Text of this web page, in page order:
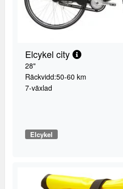
Elcykel
Elcykel city
28"
Räckvidd:50-60 km
7-växlad